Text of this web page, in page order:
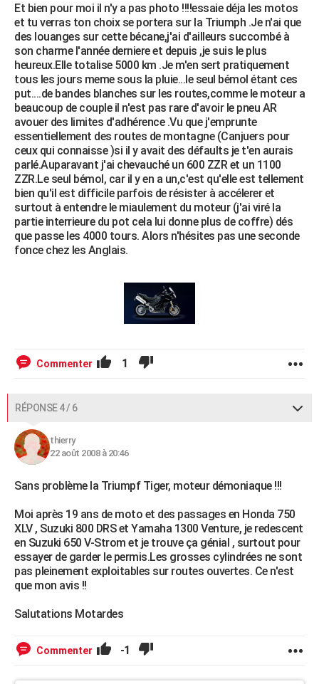
Et bien pour moi il n'y a pas photo !!!!essaie déja les motos
et tu verras ton choix se portera sur la Triumph .Je n'ai que
des louanges sur cette bécane,j'ai d'ailleurs succombé à
son charme l'année derniere et depuis ,je suis le plus
heureux.Elle totalise 5000 km .Je m'en sert pratiquement
tous les jours meme sous la pluie...le seul bémol étant ces
put....de bandes blanches sur les routes,comme le moteur a
beaucoup de couple il n'est pas rare d'avoir le pneu AR
avouer des limites d'adhérence .Vu que j'emprunte
essentiellement des routes de montagne (Canjuers pour
ceux qui connaisse )si il y avait des défaults je t'en aurais
parlé.Auparavant j'ai chevauché un 600 ZZR et un 1100
ZZR.Le seul bémol, car il y en a un,c'est qu'elle est tellement
bien qu'il est difficile parfois de résister à accélerer et
surtout à entendre le miaulement du moteur (j'ai viré la
partie interrieure du pot cela lui donne plus de coffre) dés
que passe les 4000 tours. Alors n'hésites pas une seconde
fonce chez les Anglais.
Commenter 1
RÉPONSE 4 / 6
thierry
22 août 2008 à 20:46
Sans problème la Triumpf Tiger, moteur démoniaque !!!
Moi après 19 ans de moto et des passages en Honda 750
XLV , Suzuki 800 DRS et Yamaha 1300 Venture, je redescent
en Suzuki 650 V-Strom et je trouve ça génial , surtout pour
essayer de garder le permis.Les grosses cylindrées ne sont
pas pleinement exploitables sur routes ouvertes. Ce n'est
que mon avis !!
Salutations Motardes
Commenter -1